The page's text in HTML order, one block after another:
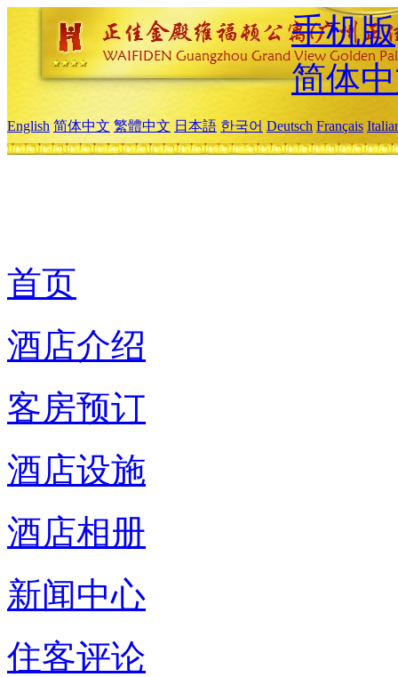
手机版
简体
English 简体中文 繁體中文 日本語 한국어 Deutsch Français
首页
酒店介绍
客房预订
酒店设施
酒店相册
新闻中心
住客评论